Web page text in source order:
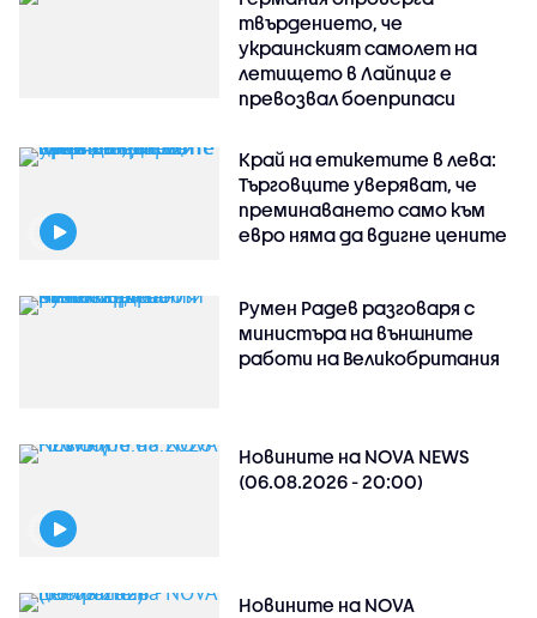
твърдението, че
украинският самолет на
летището в Лайпциг е
превозвал боеприпаси
Край на етикетите в лева:
Търговците уверяват, че
преминаването само към
евро няма да вдигне цените
Румен Радев разговаря с
министъра на външните
работи на Великобритания
Новините на NOVA NEWS
(06.08.2026 - 20:00)
Новините на NOVA